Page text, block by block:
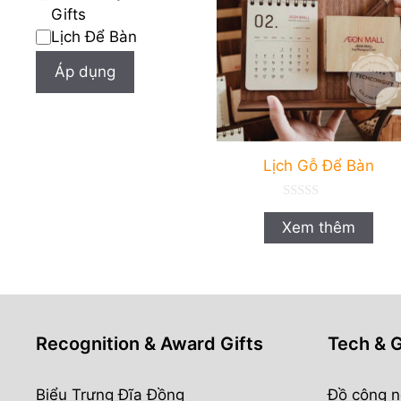
Lịch Gỗ Để Bàn
0
n
g
o
Xem thêm
Gifts
Lịch Để Bàn
Áp dụng
Recognition & Award Gifts
Biểu Trưng Đĩa Đồng
Tech &
Đồ công